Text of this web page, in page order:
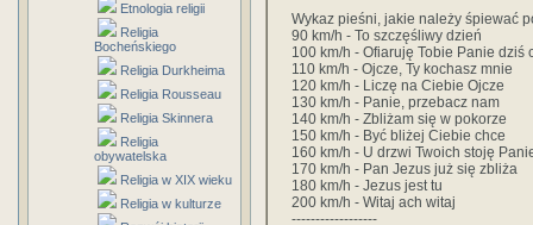
Etnologia religii
Religia
Bocheńskiego
Religia Durkheima
Religia Rousseau
Religia Skinnera
Religia
obywatelska
Religia w XIX wieku
Religia w kulturze
Wykaz pieśni, jakie należy śpiewać
90 km/h - To szczęśliwy dzień
100 km/h - Ofiaruję Tobie Panie dziś
110 km/h - Ojcze, Ty kochasz mnie
120 km/h - Liczę na Ciebie Ojcze
130 km/h - Panie, przebacz nam
140 km/h - Zbliżam się w pokorze
150 km/h - Być bliżej Ciebie chce
160 km/h - U drzwi Twoich stoję
170 km/h - Pan Jezus już się zbliża
180 km/h - Jezus jest tu
200 km/h - Witaj ach witaj
------------------